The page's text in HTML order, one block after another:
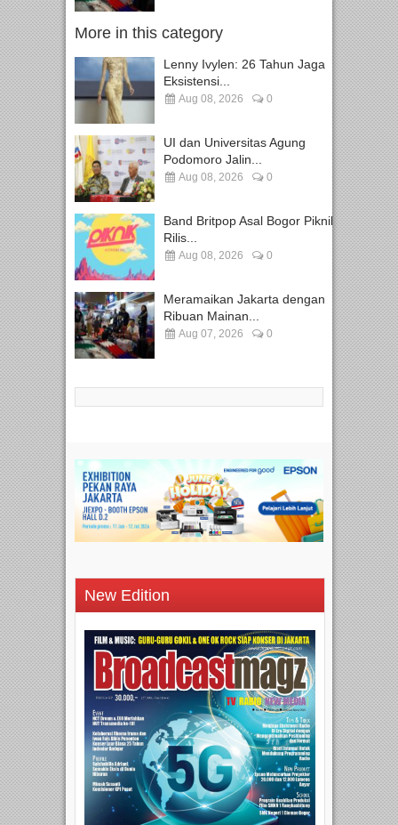
More in this category
Lenny Ivylen: 26 Tahun Jaga
Eksistensi...
Aug 08, 2026 0
UI dan Universitas Agung
Podomoro Jalin...
Aug 08, 2026 0
Band Britpop Asal Bogor Piknik
Rilis...
Aug 08, 2026 0
Meramaikan Jakarta dengan
Ribuan Mainan...
Aug 07, 2026 0
New Edition